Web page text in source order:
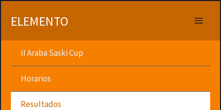
ELEMENTO
II Araba Saski Cup
Horarios
Resultados